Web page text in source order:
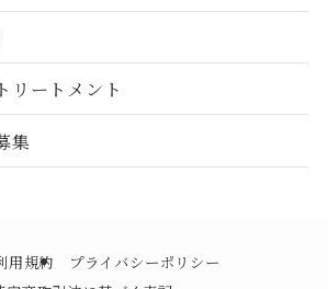
リートメント
集
用規約
プライバシーポリシー